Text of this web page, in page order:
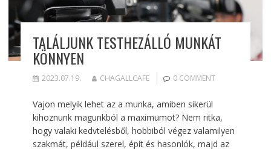
TALÁLJUNK TESTHEZÁLLÓ MUNKÁT
KÖNNYEN
2023.07.19. CHAGALLCAFE 0 COMMENT
Vajon melyik lehet az a munka, amiben sikerül
kihoznunk magunkból a maximumot? Nem ritka,
hogy valaki kedvtelésből, hobbiból végez valamilyen
szakmát, például szerel, épít és hasonlók, majd az